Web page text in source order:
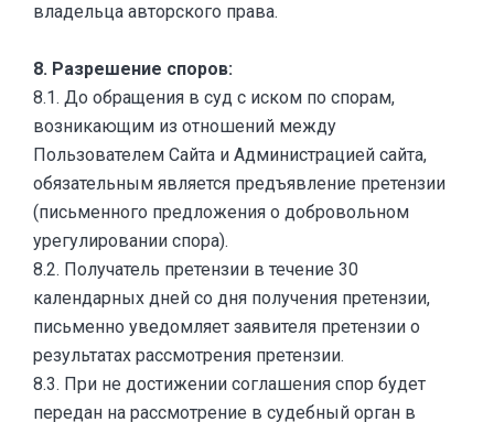
владельца авторского права.
8. Разрешение споров:
8.1. До обращения в суд с иском по спорам,
возникающим из отношений между
Пользователем Сайта и Администрацией сайта,
обязательным является предъявление претензии
(письменного предложения о добровольном
урегулировании спора).
8.2. Получатель претензии в течение 30
календарных дней со дня получения претензии,
письменно уведомляет заявителя претензии о
результатах рассмотрения претензии.
8.3. При не достижении соглашения спор будет
передан на рассмотрение в судебный орган в